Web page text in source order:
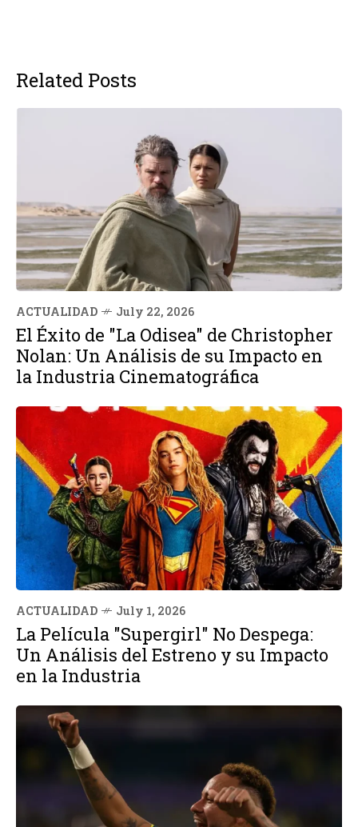
Related Posts
ACTUALIDAD July 22, 2026
El Éxito de "La Odisea" de Christopher
Nolan: Un Análisis de su Impacto en
la Industria Cinematográfica
ACTUALIDAD July 1, 2026
La Película "Supergirl" No Despega:
Un Análisis del Estreno y su Impacto
en la Industria